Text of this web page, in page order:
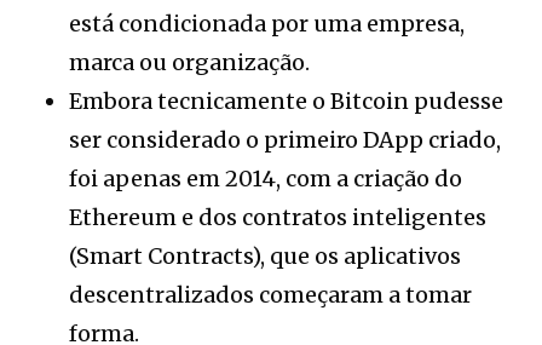
está condicionada por uma empresa,
marca ou organização.
Embora tecnicamente o Bitcoin pudesse
ser considerado o primeiro DApp criado,
foi apenas em 2014, com a criação do
Ethereum e dos contratos inteligentes
(Smart Contracts), que os aplicativos
descentralizados começaram a tomar
forma.